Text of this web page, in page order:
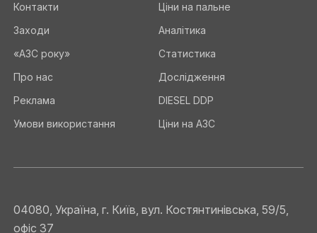
Контакти
Заходи
«АЗС року»
Про нас
Реклама
Умови використання
Ціни на пальне
Аналітика
Статистика
Дослідження
DIESEL DDP
Ціни на АЗС
04080, Україна, г. Київ, вул. Костянтинівська, 59/5,
офіс 37